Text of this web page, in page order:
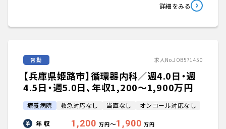
詳細をみる
常勤 求人No.JOB571450
【兵庫県姫路市】循環器内科／週4.0日・週
4.5日・週5.0日、年収1,200〜1,900万円
療養病院 救急対応なし 当直なし オンコール対応なし
年 収 1,200 万円〜1,900 万円